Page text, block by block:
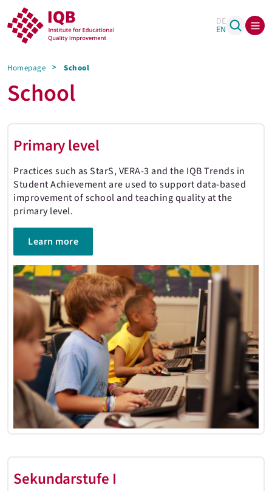
DE
EN
Homepage School
School
Primary level
Practices such as StarS, VERA-3 and the IQB Trends in
Student Achievement are used to support data-based
improvement of school and teaching quality at the
primary level.
Learn more
Sekundarstufe I